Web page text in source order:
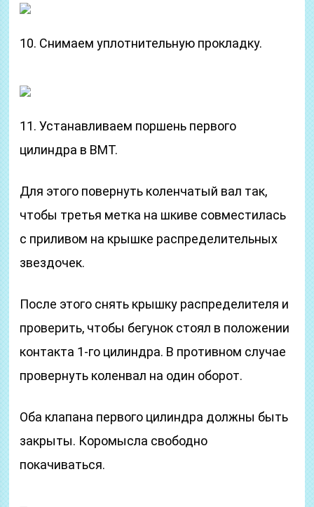
10. Снимаем уплотнительную прокладку.
11. Устанавливаем поршень первого
цилиндра в ВМТ.
Для этого повернуть коленчатый вал так,
чтобы третья метка на шкиве совместилась
с приливом на крышке распределительных
звездочек.
После этого снять крышку распределителя и
проверить, чтобы бегунок стоял в положении
контакта 1-го цилиндра. В противном случае
провернуть коленвал на один оборот.
Оба клапана первого цилиндра должны быть
закрыты. Коромысла свободно
покачиваться.